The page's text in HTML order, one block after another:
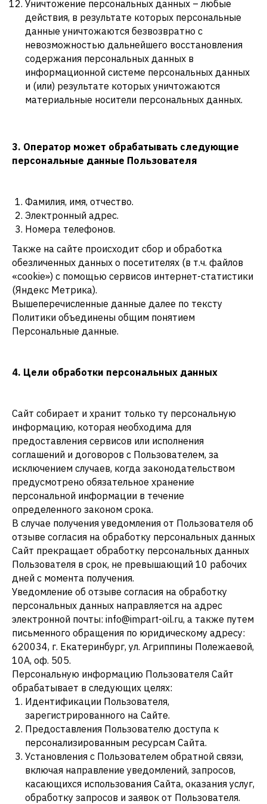
Уничтожение персональных данных – любые
действия, в результате которых персональные
данные уничтожаются безвозвратно с
невозможностью дальнейшего восстановления
содержания персональных данных в
информационной системе персональных данных
и (или) результате которых уничтожаются
материальные носители персональных данных.
3. Оператор может обрабатывать следующие
персональные данные Пользователя
Фамилия, имя, отчество.
Электронный адрес.
Номера телефонов.
Также на сайте происходит сбор и обработка
обезличенных данных о посетителях (в т.ч. файлов
«cookie») с помощью сервисов интернет-статистики
(Яндекс Метрика).
Вышеперечисленные данные далее по тексту
Политики объединены общим понятием
Персональные данные.
4. Цели обработки персональных данных
Сайт собирает и хранит только ту персональную
информацию, которая необходима для
предоставления сервисов или исполнения
соглашений и договоров с Пользователем, за
исключением случаев, когда законодательством
предусмотрено обязательное хранение
персональной информации в течение
определенного законом срока.
В случае получения уведомления от Пользователя об
отзыве согласия на обработку персональных данных
Сайт прекращает обработку персональных данных
Пользователя в срок, не превышающий 10 рабочих
дней с момента получения.
Уведомление об отзыве согласия на обработку
персональных данных направляется на адрес
электронной почты: info@impart-oil.ru, а также путем
письменного обращения по юридическому адресу:
620034, г. Екатеринбург, ул. Агриппины Полежаевой,
10А, оф. 505.
Персональную информацию Пользователя Сайт
обрабатывает в следующих целях:
Идентификации Пользователя,
зарегистрированного на Сайте.
Предоставления Пользователю доступа к
персонализированным ресурсам Сайта.
Установления с Пользователем обратной связи,
включая направление уведомлений, запросов,
касающихся использования Сайта, оказания услуг,
обработку запросов и заявок от Пользователя.